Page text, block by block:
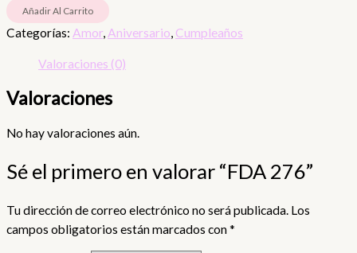
Añadir Al Carrito
Categorías: Amor, Aniversario, Cumpleaños
Valoraciones (0)
Valoraciones
No hay valoraciones aún.
Sé el primero en valorar “FDA 276”
Tu dirección de correo electrónico no será publicada. Los
campos obligatorios están marcados con*